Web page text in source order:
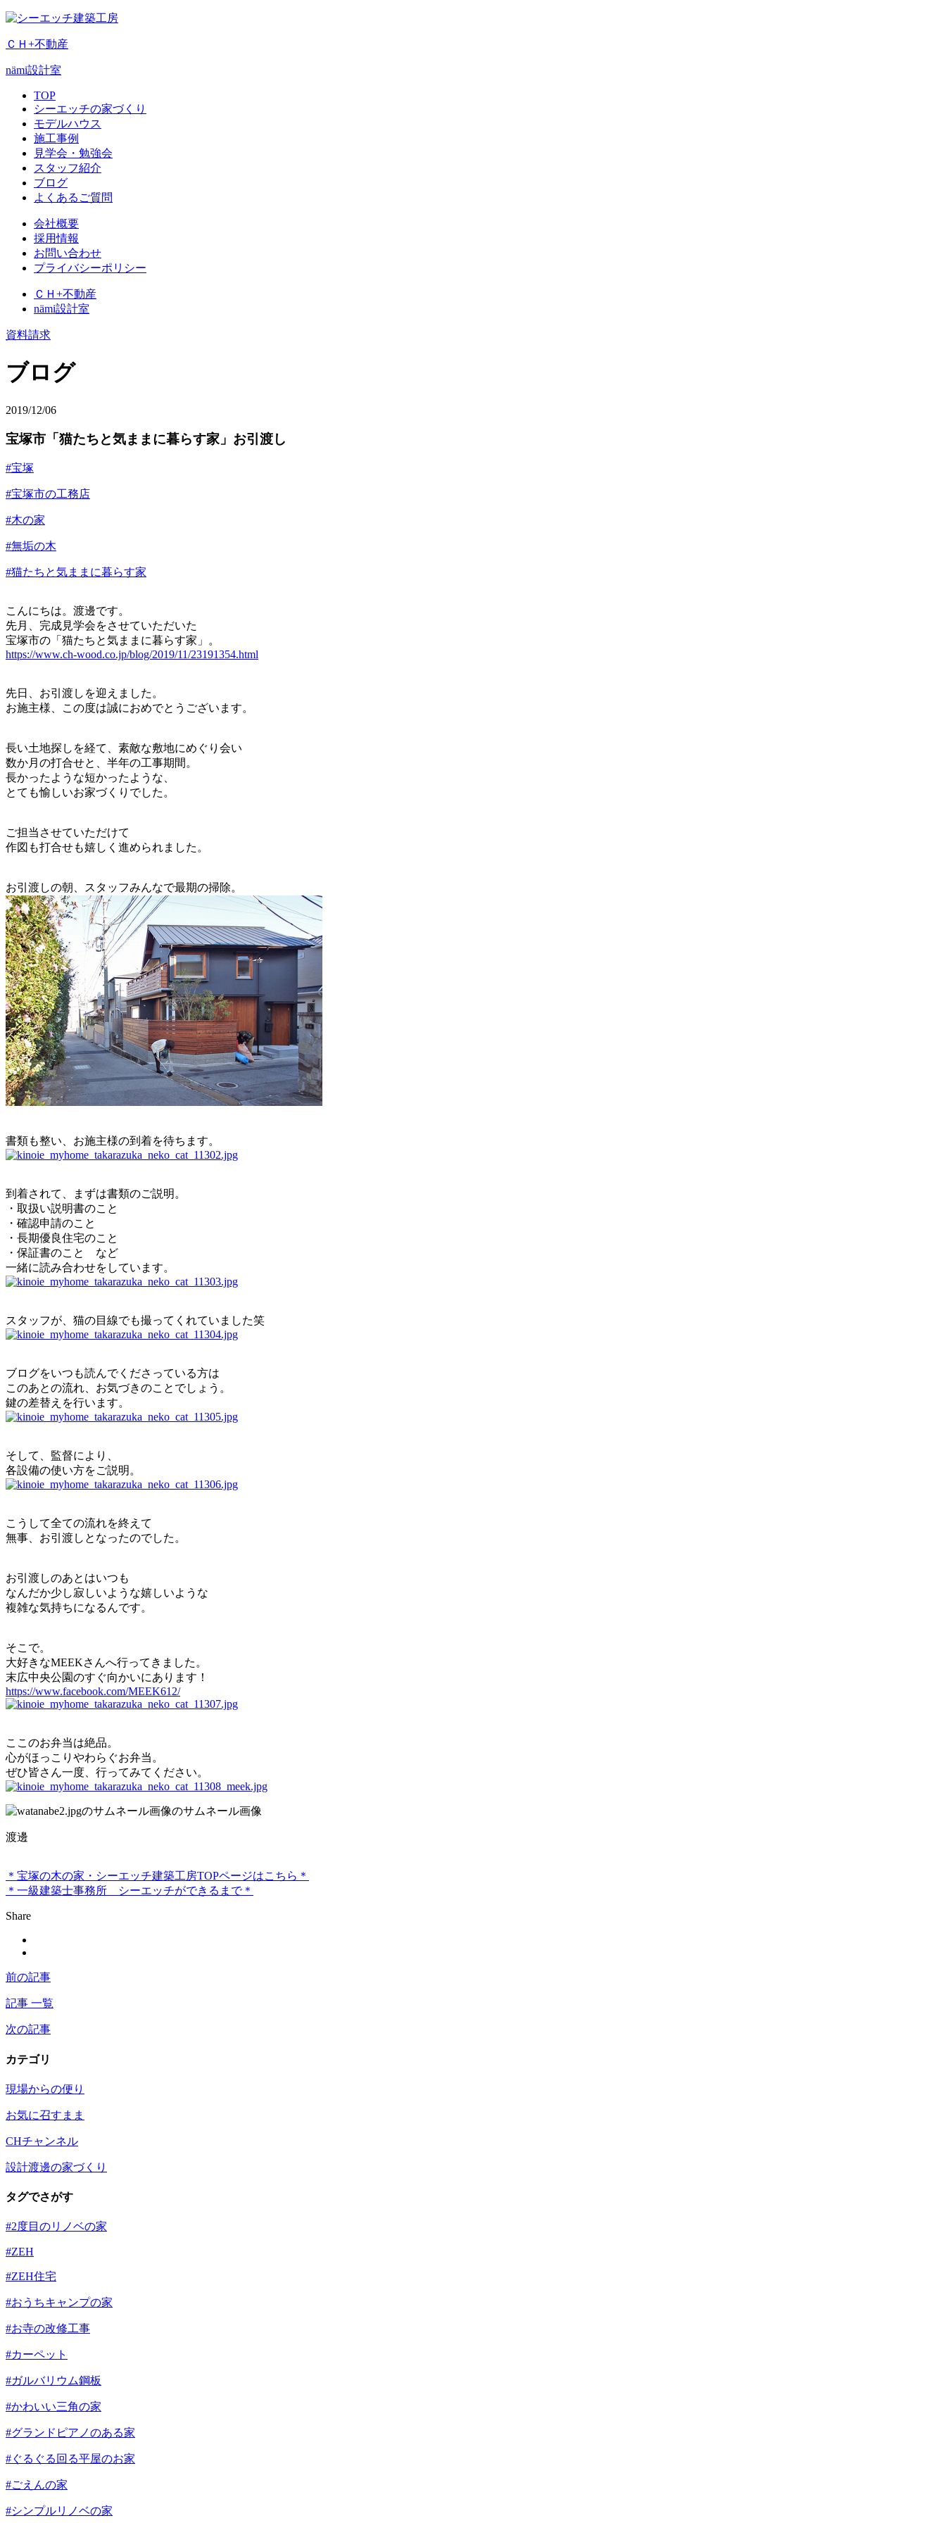
ＣＨ+不動産
nämi設計室
TOP
シーエッチの家づくり
モデルハウス
施工事例
見学会・勉強会
スタッフ紹介
ブログ
よくあるご質問
会社概要
採用情報
お問い合わせ
プライバシーポリシー
ＣＨ+不動産
nämi設計室
資料請求
ブログ
2019/12/06
宝塚市「猫たちと気ままに暮らす家」お引渡し
#宝塚
#宝塚市の工務店
#木の家
#無垢の木
#猫たちと気ままに暮らす家
こんにちは。渡邊です。
先月、完成見学会をさせていただいた
宝塚市の「猫たちと気ままに暮らす家」。
https://www.ch-wood.co.jp/blog/2019/11/23191354.html
先日、お引渡しを迎えました。
お施主様、この度は誠におめでとうございます。
長い土地探しを経て、素敵な敷地にめぐり会い
数か月の打合せと、半年の工事期間。
長かったような短かったような、
とても愉しいお家づくりでした。
ご担当させていただけて
作図も打合せも嬉しく進められました。
お引渡しの朝、スタッフみんなで最期の掃除。
書類も整い、お施主様の到着を待ちます。
到着されて、まずは書類のご説明。
・取扱い説明書のこと
・確認申請のこと
・長期優良住宅のこと
・保証書のこと など
一緒に読み合わせをしています。
スタッフが、猫の目線でも撮ってくれていました笑
ブログをいつも読んでくださっている方は
このあとの流れ、お気づきのことでしょう。
鍵の差替えを行います。
そして、監督により、
各設備の使い方をご説明。
こうして全ての流れを終えて
無事、お引渡しとなったのでした。
お引渡しのあとはいつも
なんだか少し寂しいような嬉しいような
複雑な気持ちになるんです。
そこで。
大好きなMEEKさんへ行ってきました。
末広中央公園のすぐ向かいにあります！
https://www.facebook.com/MEEK612/
ここのお弁当は絶品。
心がほっこりやわらぐお弁当。
ぜひ皆さん一度、行ってみてください。
渡邊
＊宝塚の木の家・シーエッチ建築工房TOPページはこちら＊
＊一級建築士事務所 シーエッチができるまで＊
Share
前の記事
記事 一覧
次の記事
カテゴリ
現場からの便り
お気に召すまま
CHチャンネル
設計渡邊の家づくり
タグでさがす
#2度目のリノベの家
#ZEH
#ZEH住宅
#おうちキャンプの家
#お寺の改修工事
#カーペット
#ガルバリウム鋼板
#かわいい三角の家
#グランドピアノのある家
#ぐるぐる回る平屋のお家
#ごえんの家
#シンプルリノベの家